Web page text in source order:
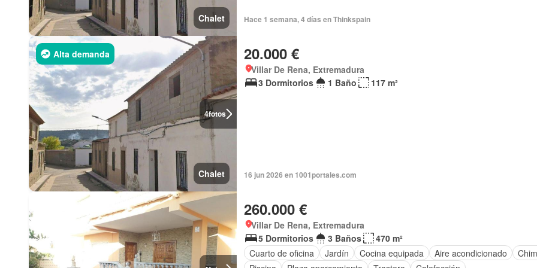
Chalet Hace 1 semana, 4 días en Thinkspain
4fotos
Alta demanda
Chalet
20.000 €
Villar De Rena, Extremadura
3 Dormitorios
1 Baño 117 m²
16 jun 2026 en 1001portales.com
260.000 €
Villar De Rena, Extremadura
5 Dormitorios
3 Baños
470 m²
Cuarto de oficina
Jardín Cocina equipada Aire acondicionado